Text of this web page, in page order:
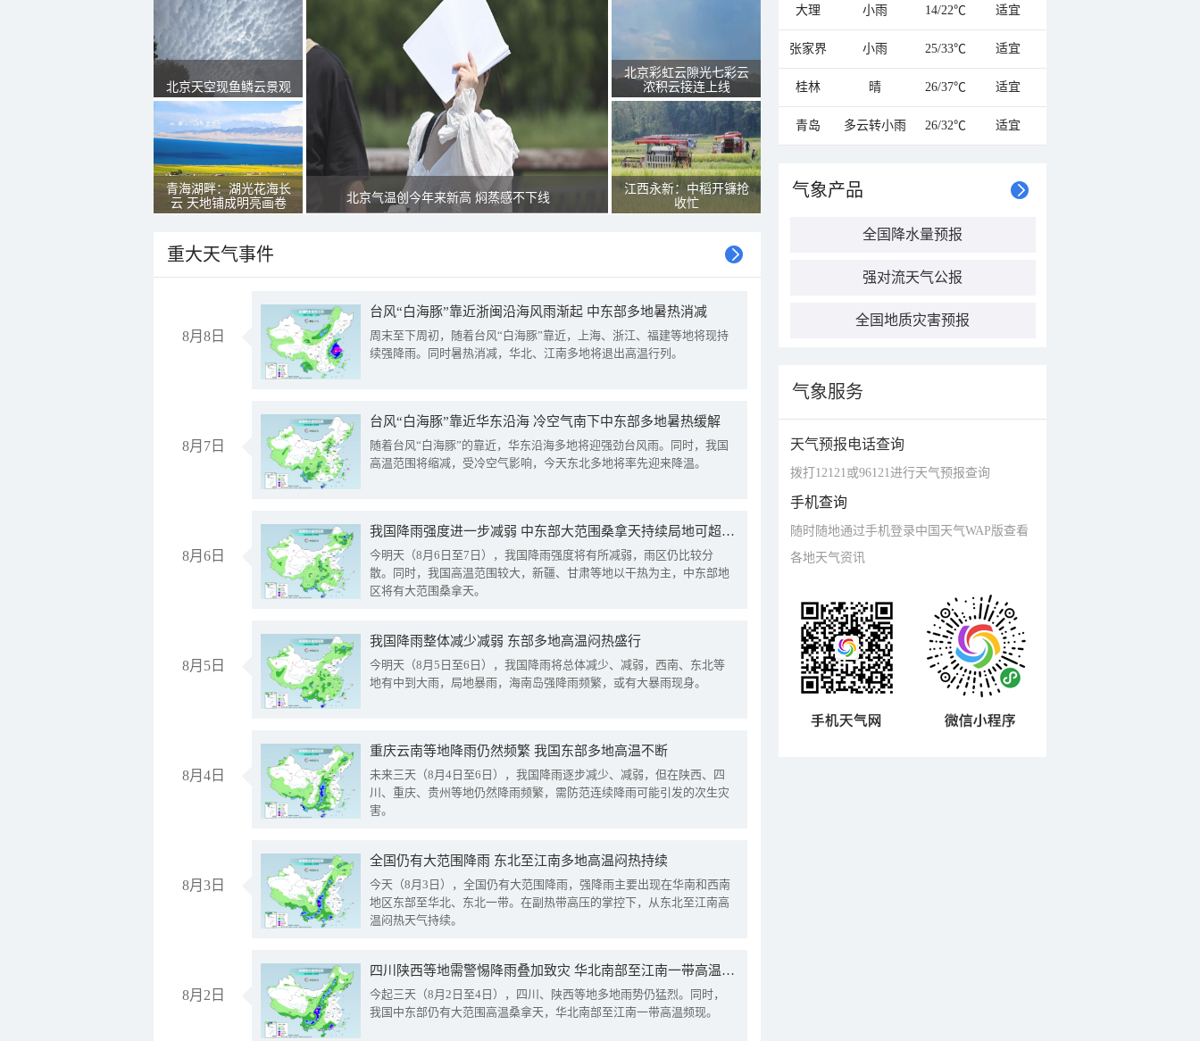
北京天空现鱼鳞云景观
青海湖畔：湖光花海长
云 天地铺成明亮画卷
北京气温创今年来新高 焖蒸感不下线
北京彩虹云隙光七彩云
浓积云接连上线
江西永新：中稻开镰抢
收忙
重大天气事件
8月8日
台风“白海豚”靠近浙闽沿海风雨渐起 中东部多地暑热消减
周末至下周初，随着台风“白海豚”靠近，上海、浙江、福建等地将现持
续强降雨。同时暑热消减，华北、江南多地将退出高温行列。
8月7日
台风“白海豚”靠近华东沿海 冷空气南下中东部多地暑热缓解
随着台风“白海豚”的靠近，华东沿海多地将迎强劲台风雨。同时，我国
高温范围将缩减，受冷空气影响，今天东北多地将率先迎来降温。
8月6日
我国降雨强度进一步减弱 中东部大范围桑拿天持续局地可超38℃
今明天（8月6日至7日），我国降雨强度将有所减弱，雨区仍比较分
散。同时，我国高温范围较大，新疆、甘肃等地以干热为主，中东部地
区将有大范围桑拿天。
8月5日
我国降雨整体减少减弱 东部多地高温闷热盛行
今明天（8月5日至6日），我国降雨将总体减少、减弱，西南、东北等
地有中到大雨，局地暴雨，海南岛强降雨频繁，或有大暴雨现身。
8月4日
重庆云南等地降雨仍然频繁 我国东部多地高温不断
未来三天（8月4日至6日），我国降雨逐步减少、减弱，但在陕西、四
川、重庆、贵州等地仍然降雨频繁，需防范连续降雨可能引发的次生灾
害。
8月3日
全国仍有大范围降雨 东北至江南多地高温闷热持续
今天（8月3日），全国仍有大范围降雨，强降雨主要出现在华南和西南
地区东部至华北、东北一带。在副热带高压的掌控下，从东北至江南高
温闷热天气持续。
8月2日
四川陕西等地需警惕降雨叠加致灾 华北南部至江南一带高温频现
今起三天（8月2日至4日），四川、陕西等地多地雨势仍猛烈。同时，
我国中东部仍有大范围高温桑拿天，华北南部至江南一带高温频现。
大理 小雨 14/22℃ 适宜
张家界 小雨 25/33℃ 适宜
桂林 晴 26/37℃ 适宜
青岛 多云转小雨 26/32℃ 适宜
气象产品
全国降水量预报
强对流天气公报
全国地质灾害预报
气象服务
天气预报电话查询
拨打12121或96121进行天气预报查询
手机查询
随时随地通过手机登录中国天气WAP版查看
各地天气资讯